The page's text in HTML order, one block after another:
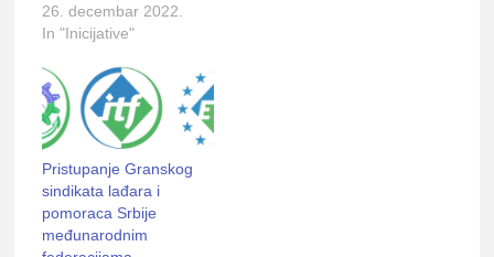
26. decembar 2022.
In "Inicijative"
Pristupanje Granskog
sindikata lađara i
pomoraca Srbije
međunarodnim